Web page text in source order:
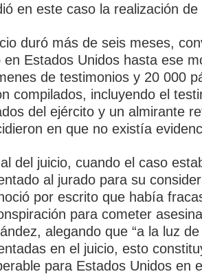
en este caso la realización
duró más de seis meses,
en Estados Unidos hasta ese
de testimonios y 20 000
compilados, incluyendo el
del ejército y un almirante
en que no existía
del juicio, cuando el caso
al jurado para su
por escrito que había
para cometer
alegando que “a la luz
en el juicio, esto
para Estados Unidos en